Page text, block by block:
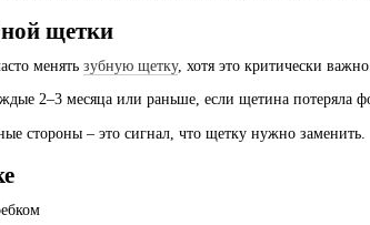
щетки
менять зубную щетку, хотя это критически
2–3 месяца или раньше, если щетина
стороны – это сигнал, что щетку нужно заменить.